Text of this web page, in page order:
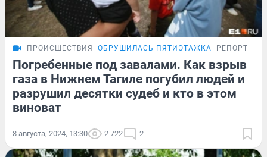
ПРОИСШЕСТВИЯ ОБРУШИЛАСЬ ПЯТИЭТАЖКА РЕПОРТАЖ
Погребенные под завалами. Как взрыв
газа в Нижнем Тагиле погубил людей и
разрушил десятки судеб и кто в этом
виноват
8 августа, 2024, 13:30 2 722 2